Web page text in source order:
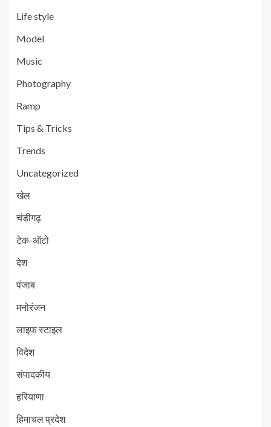
Life style
Model
Music
Photography
Ramp
Tips & Tricks
Trends
Uncategorized
खेल
चंडीगढ़
टेक-ऑटो
देश
पंजाब
मनोरंजन
लाइफ स्टाइल
विदेश
संपादकीय
हरियाणा
हिमाचल प्रदेश